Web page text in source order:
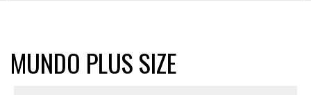
MUNDO PLUS SIZE